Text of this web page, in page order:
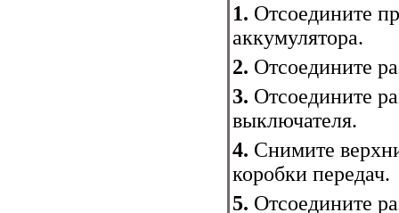
1. Отсоедините
аккумулятора.
2. Отсоедините
3. Отсоедините
выключателя.
4. Снимите
коробки передач.
5. Отсоедините